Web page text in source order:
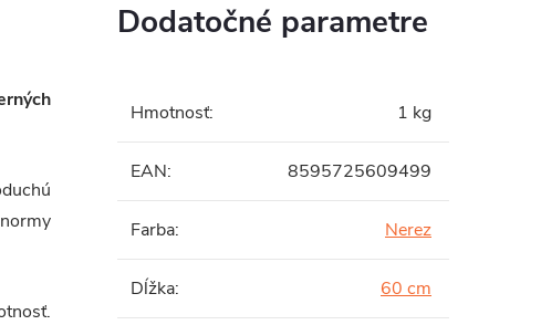
Dodatočné parametre
Hmotnosť: 1 kg
EAN: 8595725609499
Farba: Nerez
Dĺžka: 60 cm